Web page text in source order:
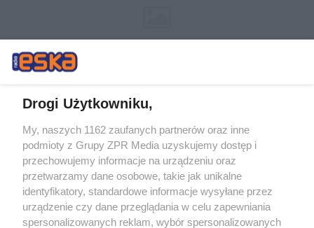
Żaden utwór zamieszczony w serwisie nie może być powielany i
rozpowszechniany lub dalej rozpowszechniany w jakikolwiek sposób (w
tym także elektroniczny lub mechaniczny) na jakimkolwiek polu
eksploatacji w jakiejkolwiek formie, włącznie z umieszczaniem w
Internecie bez pisemnej zgody właściciela praw. Jakiekolwiek użycie lub
wykorzystanie utworów w całości lub w części z naruszeniem prawa,
tzn. bez właściwej zgody, jest zabronione pod groźbą kary i może być
ścigane prawnie.
Drogi Użytkowniku,
My, naszych 1162 zaufanych partnerów oraz inne
podmioty z Grupy ZPR Media uzyskujemy dostęp i
przechowujemy informacje na urządzeniu oraz
przetwarzamy dane osobowe, takie jak unikalne
identyfikatory, standardowe informacje wysyłane przez
urządzenie czy dane przeglądania w celu zapewniania
spersonalizowanych reklam, wybór spersonalizowanych